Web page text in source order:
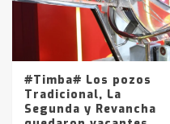
#Timba# Los pozos
Tradicional, La
Segunda y Revancha